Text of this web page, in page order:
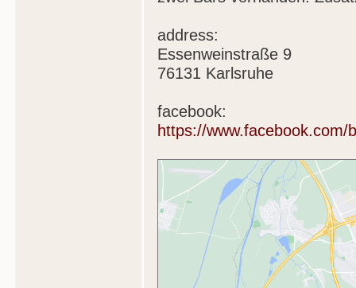
address:
Essenweinstraße 9
76131 Karlsruhe
facebook:
https://www.facebook.com/